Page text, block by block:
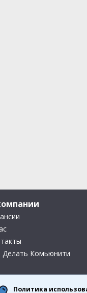
Май»
Делать Комьюнити
Политика